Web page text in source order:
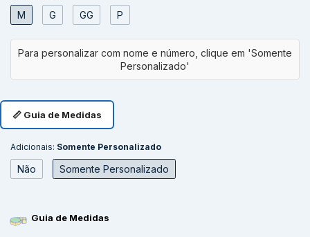
M G GG P
📏 Guia de Medidas
Adicionais: Somente Personalizado
Não Somente Personalizado
Guia de Medidas